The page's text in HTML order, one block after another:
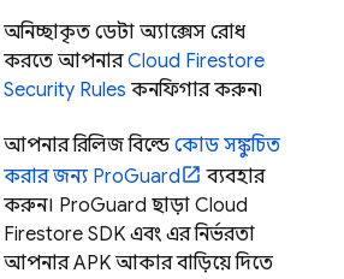
অনিচ্ছাকৃত ডেটা অ্যাক্সেস রোধ
করতে আপনারCloud Firestore
Security Rules কনফিগার করুন৷
আপনার রিলিজ বিল্ডেকোড সঙ্কুচিত
করার জন্য ProGuard
ব্যবহার
করুন। ProGuard ছাড়া, Cloud
Firestore SDK এবং এর নির্ভরতা
আপনার APK আকার বাড়িয়ে দিতে